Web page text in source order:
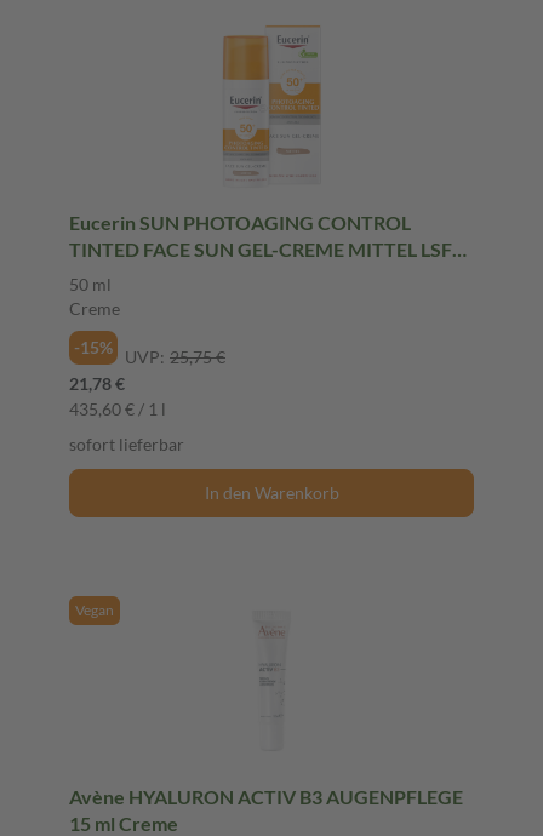
Eucerin SUN PHOTOAGING CONTROL
TINTED FACE SUN GEL-CREME MITTEL LSF
50+ 50 ml Creme
50 ml
Creme
-15%
UVP: 25,75 €
21,78 €
435,60 € / 1 l
sofort lieferbar
In den Warenkorb
Vegan
Avène HYALURON ACTIV B3 AUGENPFLEGE
15 ml Creme